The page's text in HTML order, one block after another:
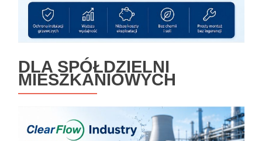
DLA SPÓŁDZIELNI
MIESZKANIOWYCH